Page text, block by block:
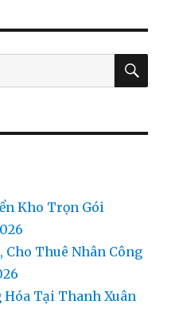
TÌM
Kho Trọn Gói
Cho Thuê Nhân Công
Hóa Tại Thanh Xuân